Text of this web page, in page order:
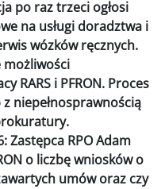
po raz trzeci ogłosi
na usługi doradztwa i
wózków ręcznych.
możliwości
RARS i PFRON. Proces
niepełnosprawnością
Zastępca RPO Adam
o liczbę wniosków o
umów oraz czy